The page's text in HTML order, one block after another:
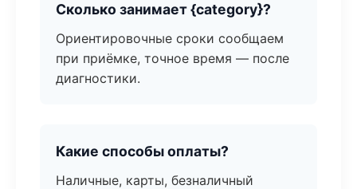
Сколько занимает {category}?
Ориентировочные сроки сообщаем
при приёмке, точное время — после
диагностики.
Какие способы оплаты?
Наличные, карты, безналичный